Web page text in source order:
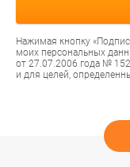
Нажимая кнопку
моих персональных
от 27.07.2006 года №
и для целей,